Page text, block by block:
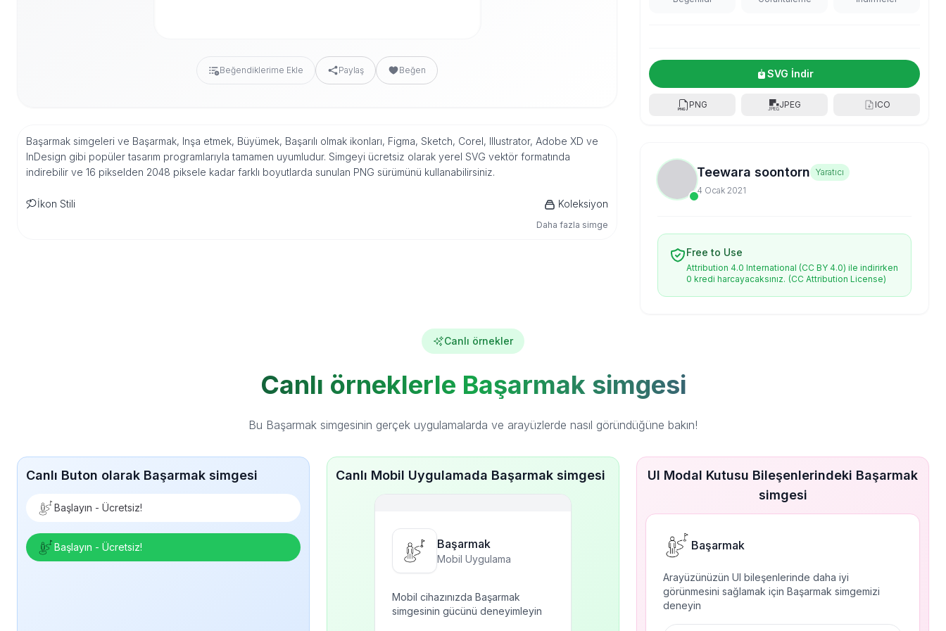
Beğendiklerime Ekle Paylaş Beğen
Başarmak simgeleri ve Başarmak, Inşa etmek, Büyümek, Başarılı olmak ikonları, Figma, Sketch, Corel, Illustrator, Adobe XD ve
InDesign gibi popüler tasarım programlarıyla tamamen uyumludur. Simgeyi ücretsiz olarak yerel SVG vektör formatında
indirebilir ve 16 pikselden 2048 piksele kadar farklı boyutlarda sunulan PNG sürümünü kullanabilirsiniz.
İkon Stili Koleksiyon
Daha fazla simge
SVG İndir
PNG JPEG ICO
Teewara soontorn Yaratıcı
4 Ocak 2021
Free to Use
Attribution 4.0 International (CC BY 4.0) ile indirirken
0 kredi harcayacaksınız. (CC Attribution License)
Canlı örnekler
Canlı örneklerle Başarmak simgesi
Bu Başarmak simgesinin gerçek uygulamalarda ve arayüzlerde nasıl göründüğüne bakın!
Canlı Buton olarak Başarmak simgesi
Başlayın - Ücretsiz!
Başlayın - Ücretsiz!
Canlı Mobil Uygulamada Başarmak simgesi
Başarmak
Mobil Uygulama
Mobil cihazınızda Başarmak
simgesinin gücünü deneyimleyin
UI Modal Kutusu Bileşenlerindeki Başarmak
simgesi
Başarmak
Arayüzünüzün UI bileşenlerinde daha iyi
görünmesini sağlamak için Başarmak simgemizi
deneyin